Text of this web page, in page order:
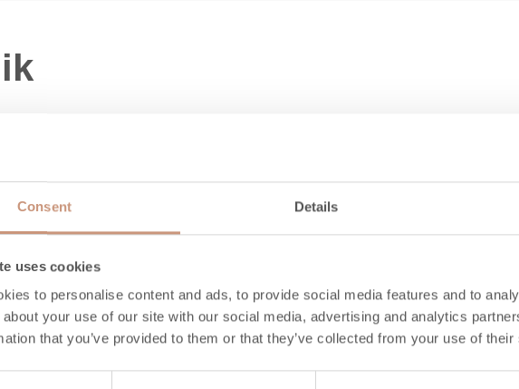
Consent Details
uses cookies
to personalise content and ads, to provide social media features and to
about your use of our site with our social media, advertising and analytics
that you’ve provided to them or that they’ve collected from your use of
kW
91
1125
32